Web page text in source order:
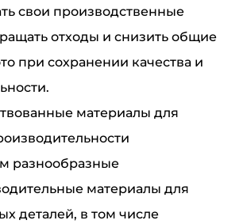
свои производственные
отходы и снизить общие
при сохранении качества и
материалы для
разнообразные
материалы для
деталей, в том числе